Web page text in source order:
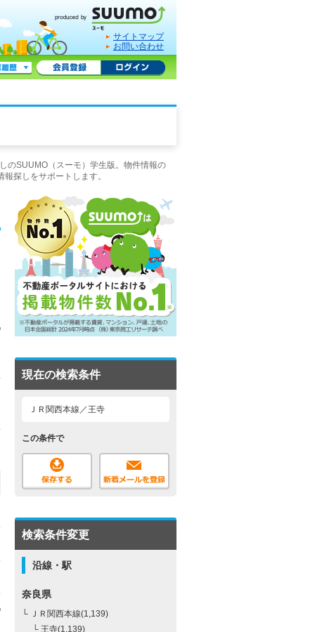
サイトマップ
お問い合わせ
のSUUMO（スーモ）学生版。物件情報の
探しをサポートします。
現在の検索条件
ＪＲ関西本線／王寺
この条件で
検索条件変更
沿線・駅
奈良県
└ ＪＲ関西本線(1,139)
└ 王寺(1,139)